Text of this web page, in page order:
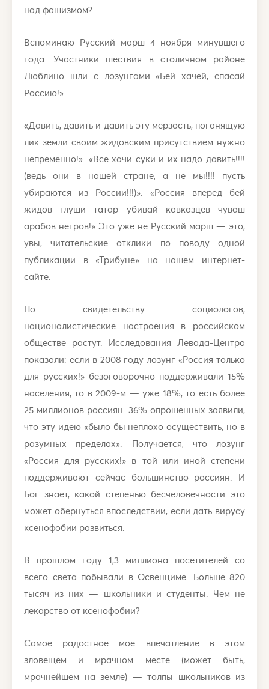
над фашизмом?
Вспоминаю Русский марш 4 ноября минувшего
года. Участники шествия в столичном районе
Люблино шли с лозунгами «Бей хачей, спасай
Россию!».
«Давить, давить и давить эту мерзость, поганящую
лик земли своим жидовским присутствием нужно
непременно!». «Все хачи суки и их надо давить!!!!
(ведь они в нашей стране, а не мы!!!! пусть
убираются из России!!!)». «Россия вперед бей
жидов глуши татар убивай кавказцев чуваш
арабов негров!» Это уже не Русский марш — это,
увы, читательские отклики по поводу одной
публикации в «Трибуне» на нашем интернет-
сайте.
По свидетельству социологов,
националистические настроения в российском
обществе растут. Исследования Левада-Центра
показали: если в 2008 году лозунг «Россия только
для русских!» безоговорочно поддерживали 15%
населения, то в 2009-м — уже 18%, то есть более
25 миллионов россиян. 36% опрошенных заявили,
что эту идею «было бы неплохо осуществить, но в
разумных пределах». Получается, что лозунг
«Россия для русских!» в той или иной степени
поддерживают сейчас большинство россиян. И
Бог знает, какой степенью бесчеловечности это
может обернуться впоследствии, если дать вирусу
ксенофобии развиться.
В прошлом году 1,3 миллиона посетителей со
всего света побывали в Освенциме. Больше 820
тысяч из них — школьники и студенты. Чем не
лекарство от ксенофобии?
Самое радостное мое впечатление в этом
зловещем и мрачном месте (может быть,
мрачнейшем на земле) — толпы школьников из